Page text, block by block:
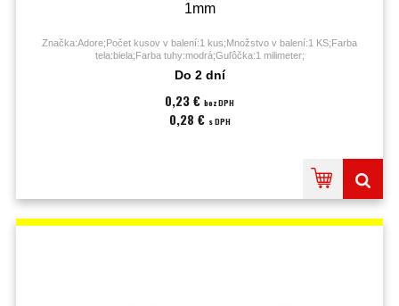
1mm
Značka:Adore;Počet kusov v balení:1 kus;Množstvo v balení:1 KS;Farba
tela:biela;Farba tuhy:modrá;Guľôčka:1 milimeter;
Do 2 dní
0,23 € bez DPH
0,28 € s DPH